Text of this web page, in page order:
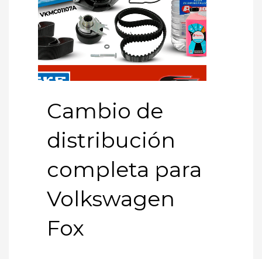
Cambio de
distribución
completa para
Volkswagen
Fox